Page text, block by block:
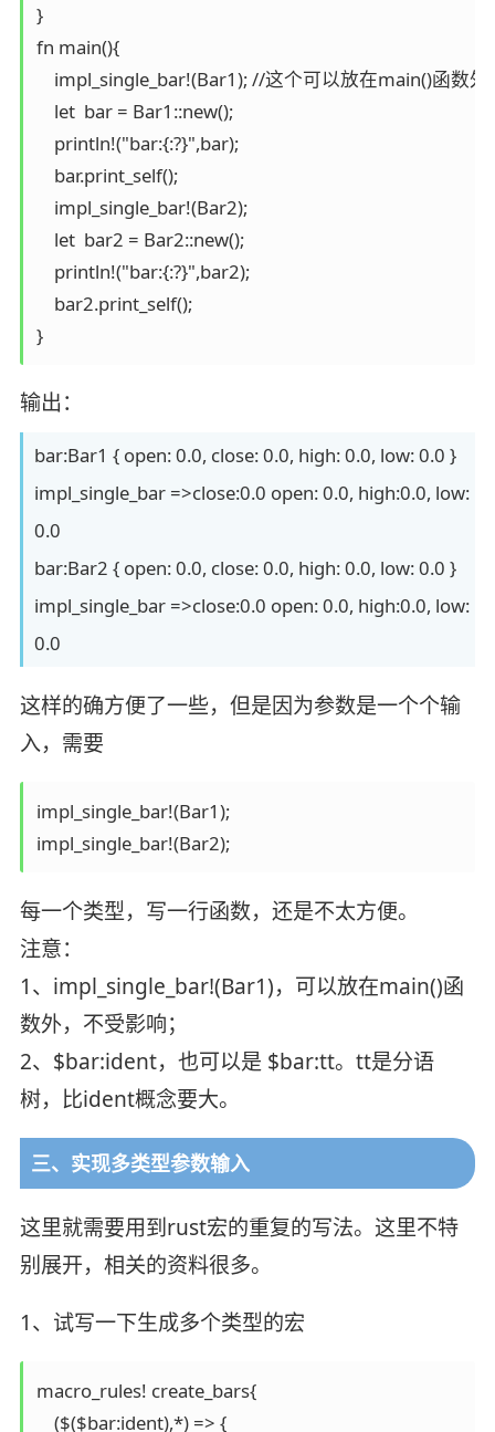
}
fn main(){
impl_single_bar!(Bar1); //这个可以放在main()函数
    let  bar = Bar1::new();
    println!("bar:{:?}",bar);
    bar.print_self();
    impl_single_bar!(Bar2);
    let  bar2 = Bar2::new();
    println!("bar:{:?}",bar2);
    bar2.print_self();
}
输出：
bar:Bar1 { open: 0.0, close: 0.0, high: 0.0, low: 0.0 }
impl_single_bar =>close:0.0 open: 0.0, high:0.0, low:
0.0
bar:Bar2 { open: 0.0, close: 0.0, high: 0.0, low: 0.0 }
impl_single_bar =>close:0.0 open: 0.0, high:0.0, low:
0.0
这样的确方便了一些，但是因为参数是一个个输
入，需要
impl_single_bar!(Bar1);
impl_single_bar!(Bar2);
每一个类型，写一行函数，还是不太方便。
注意：
1、impl_single_bar!(Bar1)，可以放在main()函
数外，不受影响；
2、$bar:ident，也可以是 $bar:tt。tt是分语
树，比ident概念要大。
三、实现多类型参数输入
这里就需要用到rust宏的重复的写法。这里不特
别展开，相关的资料很多。
1、试写一下生成多个类型的宏
macro_rules! create_bars{
    ($($bar:ident),*) => {